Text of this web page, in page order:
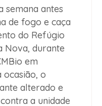
semana antes
de fogo e caça
do Refúgio
Nova, durante
em
ocasião, o
alterado e
a unidade